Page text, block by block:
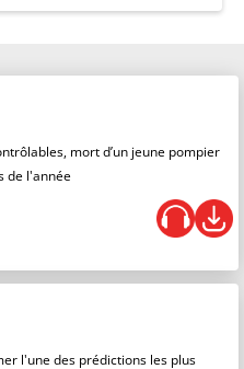
mort d’un jeune pompier
de l'année
l'une des prédictions les plus